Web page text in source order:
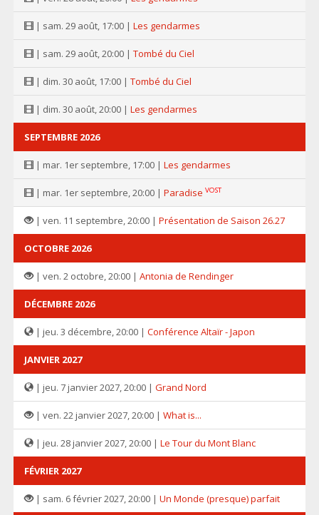
| sam. 29 août, 17:00 | Les gendarmes
| sam. 29 août, 20:00 | Tombé du Ciel
| dim. 30 août, 17:00 | Tombé du Ciel
| dim. 30 août, 20:00 | Les gendarmes
SEPTEMBRE 2026
| mar. 1er septembre, 17:00 | Les gendarmes
| mar. 1er septembre, 20:00 | Paradise VOST
| ven. 11 septembre, 20:00 | Présentation de Saison 26.27
OCTOBRE 2026
| ven. 2 octobre, 20:00 | Antonia de Rendinger
DÉCEMBRE 2026
| jeu. 3 décembre, 20:00 | Conférence Altaïr - Japon
JANVIER 2027
| jeu. 7 janvier 2027, 20:00 | Grand Nord
| ven. 22 janvier 2027, 20:00 | What is...
| jeu. 28 janvier 2027, 20:00 | Le Tour du Mont Blanc
FÉVRIER 2027
| sam. 6 février 2027, 20:00 | Un Monde (presque) parfait